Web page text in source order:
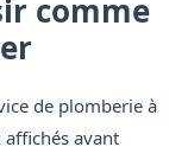
comme
de plomberie à
avant